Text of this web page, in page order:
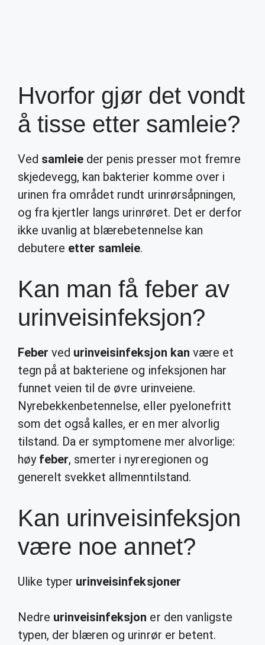
Hvorfor gjør det vondt
å tisse etter samleie?
Ved samleie der penis presser mot fremre
skjedevegg, kan bakterier komme over i
urinen fra området rundt urinrørsåpningen,
og fra kjertler langs urinrøret. Det er derfor
ikke uvanlig at blærebetennelse kan
debutere etter samleie.
Kan man få feber av
urinveisinfeksjon?
Feber ved urinveisinfeksjon kan være et
tegn på at bakteriene og infeksjonen har
funnet veien til de øvre urinveiene.
Nyrebekkenbetennelse, eller pyelonefritt
som det også kalles, er en mer alvorlig
tilstand. Da er symptomene mer alvorlige:
høy feber, smerter i nyreregionen og
generelt svekket allmenntilstand.
Kan urinveisinfeksjon
være noe annet?
Ulike typer urinveisinfeksjoner
Nedre urinveisinfeksjon er den vanligste
typen, der blæren og urinrør er betent.